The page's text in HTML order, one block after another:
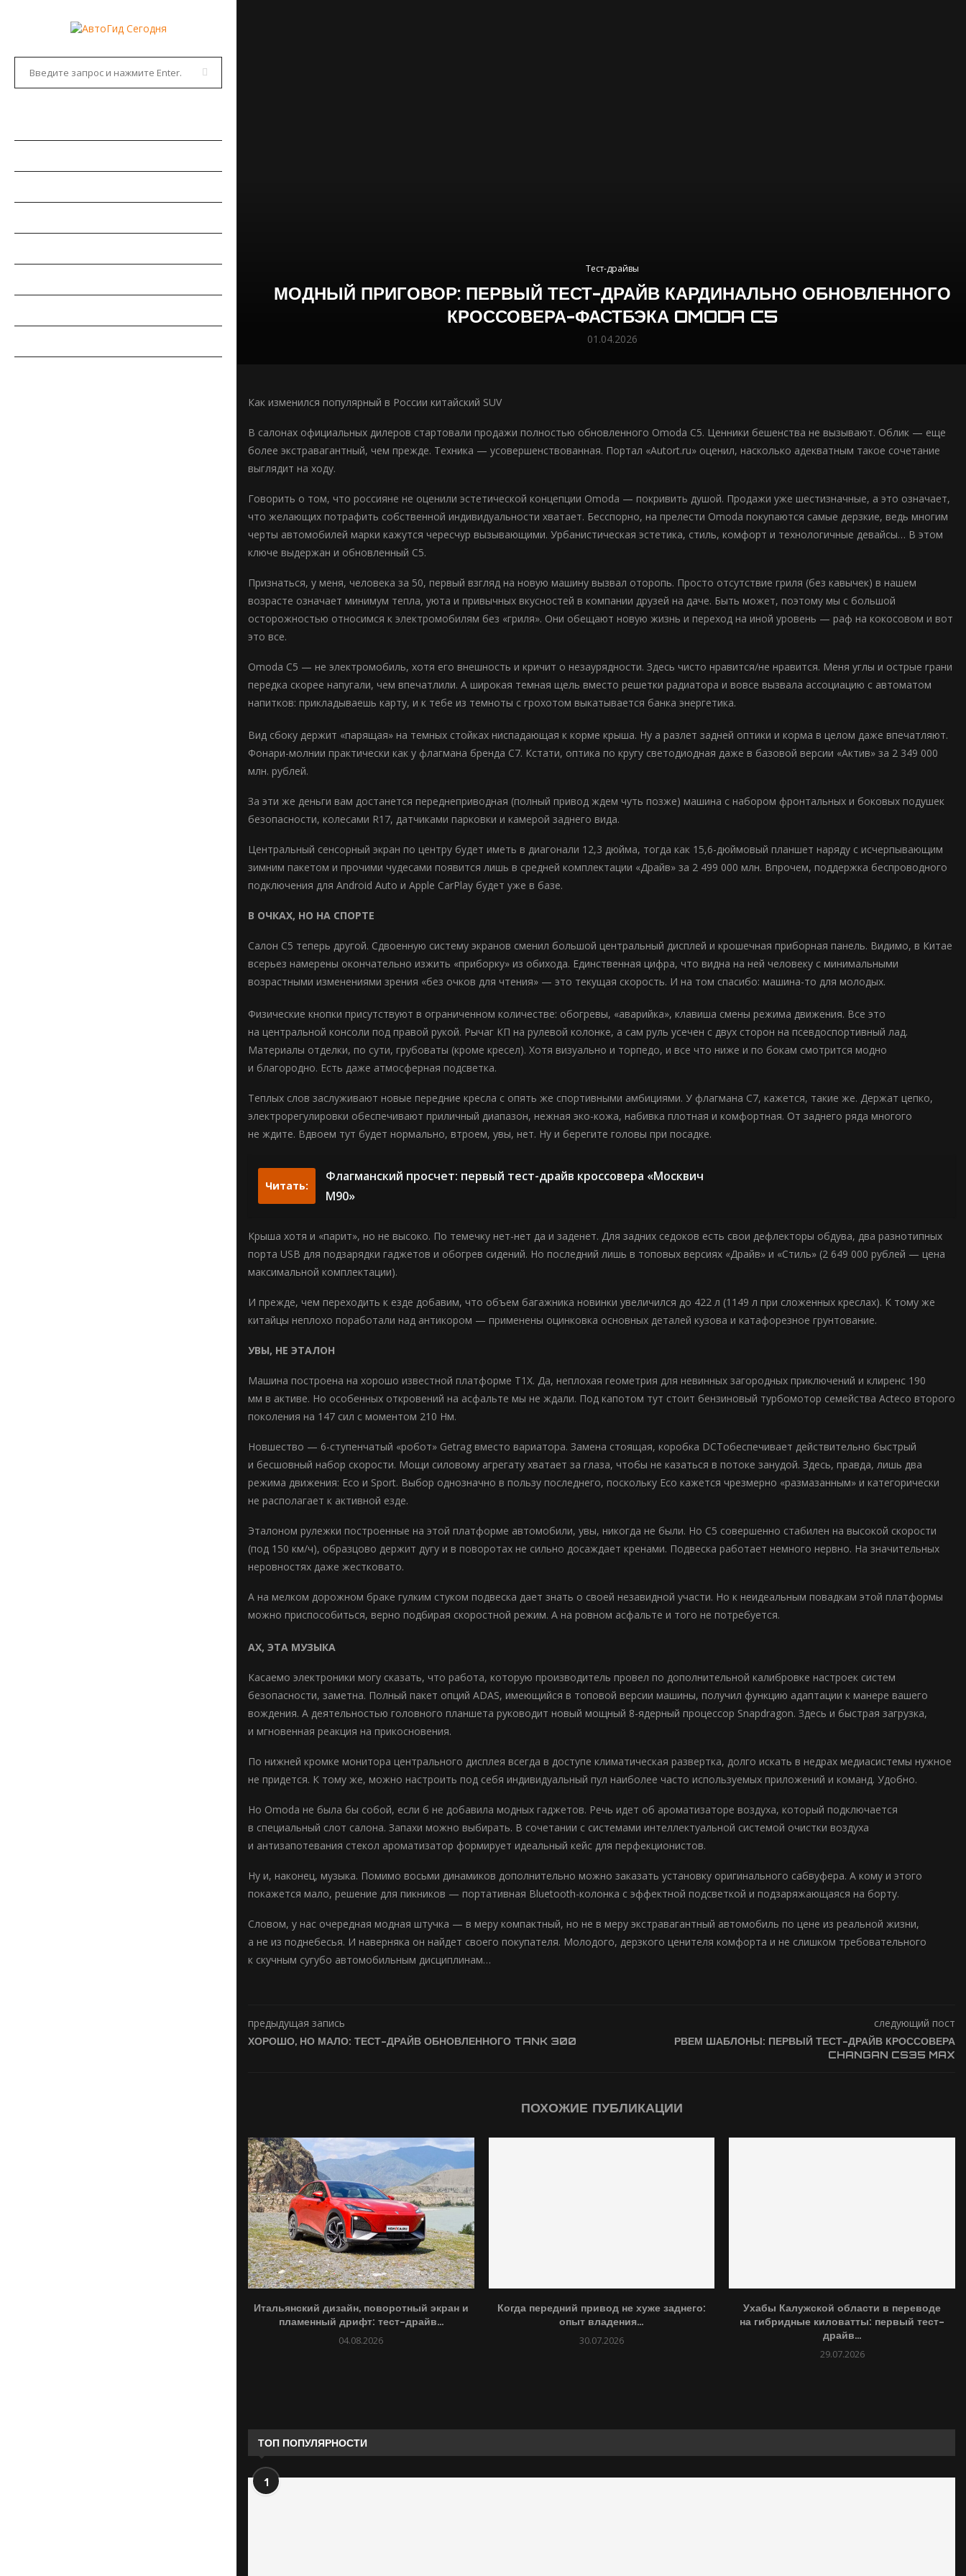
Тест-драйвы
МОДНЫЙ ПРИГОВОР: ПЕРВЫЙ ТЕСТ-ДРАЙВ КАРДИНАЛЬНО ОБНОВЛЕННОГО
КРОССОВЕРА-ФАСТБЭКА OMODA C5
01.04.2026
Как изменился популярный в России китайский SUV
В салонах официальных дилеров стартовали продажи полностью обновленного Omoda C5. Ценники бешенства не вызывают. Облик — еще
более экстравагантный, чем прежде. Техника — усовершенствованная. Портал «Autort.ru» оценил, насколько адекватным такое сочетание
выглядит на ходу.
Говорить о том, что россияне не оценили эстетической концепции Omoda — покривить душой. Продажи уже шестизначные, а это означает,
что желающих потрафить собственной индивидуальности хватает. Бесспорно, на прелести Omoda покупаются самые дерзкие, ведь многим
черты автомобилей марки кажутся чересчур вызывающими. Урбанистическая эстетика, стиль, комфорт и технологичные девайсы… В этом
ключе выдержан и обновленный С5.
Признаться, у меня, человека за 50, первый взгляд на новую машину вызвал оторопь. Просто отсутствие гриля (без кавычек) в нашем
возрасте означает минимум тепла, уюта и привычных вкусностей в компании друзей на даче. Быть может, поэтому мы с большой
осторожностью относимся к электромобилям без «гриля». Они обещают новую жизнь и переход на иной уровень — раф на кокосовом и вот
это все.
Omoda C5 — не электромобиль, хотя его внешность и кричит о незаурядности. Здесь чисто нравится/не нравится. Меня углы и острые грани
передка скорее напугали, чем впечатлили. А широкая темная щель вместо решетки радиатора и вовсе вызвала ассоциацию с автоматом
напитков: прикладываешь карту, и к тебе из темноты с грохотом выкатывается банка энергетика.
Вид сбоку держит «парящая» на темных стойках ниспадающая к корме крыша. Ну а разлет задней оптики и корма в целом даже впечатляют.
Фонари-молнии практически как у флагмана бренда С7. Кстати, оптика по кругу светодиодная даже в базовой версии «Актив» за 2 349 000
млн. рублей.
За эти же деньги вам достанется переднеприводная (полный привод ждем чуть позже) машина с набором фронтальных и боковых подушек
безопасности, колесами R17, датчиками парковки и камерой заднего вида.
Центральный сенсорный экран по центру будет иметь в диагонали 12,3 дюйма, тогда как 15,6-дюймовый планшет наряду с исчерпывающим
зимним пакетом и прочими чудесами появится лишь в средней комплектации «Драйв» за 2 499 000 млн. Впрочем, поддержка беспроводного
подключения для Android Auto и Apple CarPlay будет уже в базе.
В ОЧКАХ, НО НА СПОРТЕ
Салон C5 теперь другой. Сдвоенную систему экранов сменил большой центральный дисплей и крошечная приборная панель. Видимо, в Китае
всерьез намерены окончательно изжить «приборку» из обихода. Единственная цифра, что видна на ней человеку с минимальными
возрастными изменениями зрения «без очков для чтения» — это текущая скорость. И на том спасибо: машина-то для молодых.
Физические кнопки присутствуют в ограниченном количестве: обогревы, «аварийка», клавиша смены режима движения. Все это
на центральной консоли под правой рукой. Рычаг КП на рулевой колонке, а сам руль усечен с двух сторон на псевдоспортивный лад.
Материалы отделки, по сути, грубоваты (кроме кресел). Хотя визуально и торпедо, и все что ниже и по бокам смотрится модно
и благородно. Есть даже атмосферная подсветка.
Теплых слов заслуживают новые передние кресла с опять же спортивными амбициями. У флагмана С7, кажется, такие же. Держат цепко,
электрорегулировки обеспечивают приличный диапазон, нежная эко-кожа, набивка плотная и комфортная. От заднего ряда многого
не ждите. Вдвоем тут будет нормально, втроем, увы, нет. Ну и берегите головы при посадке.
Читать:
Флагманский просчет: первый тест-драйв кроссовера «Москвич
М90»
Крыша хотя и «парит», но не высоко. По темечку нет-нет да и заденет. Для задних седоков есть свои дефлекторы обдува, два разнотипных
порта USB для подзарядки гаджетов и обогрев сидений. Но последний лишь в топовых версиях «Драйв» и «Стиль» (2 649 000 рублей — цена
максимальной комплектации).
И прежде, чем переходить к езде добавим, что объем багажника новинки увеличился до 422 л (1149 л при сложенных креслах). К тому же
китайцы неплохо поработали над антикором — применены оцинковка основных деталей кузова и катафорезное грунтование.
УВЫ, НЕ ЭТАЛОН
Машина построена на хорошо известной платформе T1X. Да, неплохая геометрия для невинных загородных приключений и клиренс 190
мм в активе. Но особенных откровений на асфальте мы не ждали. Под капотом тут стоит бензиновый турбомотор семейства Acteco второго
поколения на 147 сил с моментом 210 Нм.
Новшество — 6-ступенчатый «робот» Getrag вместо вариатора. Замена стоящая, коробка DCTобеспечивает действительно быстрый
и бесшовный набор скорости. Мощи силовому агрегату хватает за глаза, чтобы не казаться в потоке занудой. Здесь, правда, лишь два
режима движения: Eco и Sport. Выбор однозначно в пользу последнего, поскольку Eco кажется чрезмерно «размазанным» и категорически
не располагает к активной езде.
Эталоном рулежки построенные на этой платформе автомобили, увы, никогда не были. Но C5 совершенно стабилен на высокой скорости
(под 150 км/ч), образцово держит дугу и в поворотах не сильно досаждает кренами. Подвеска работает немного нервно. На значительных
неровностях даже жестковато.
А на мелком дорожном браке гулким стуком подвеска дает знать о своей незавидной участи. Но к неидеальным повадкам этой платформы
можно приспособиться, верно подбирая скоростной режим. А на ровном асфальте и того не потребуется.
АХ, ЭТА МУЗЫКА
Касаемо электроники могу сказать, что работа, которую производитель провел по дополнительной калибровке настроек систем
безопасности, заметна. Полный пакет опций ADAS, имеющийся в топовой версии машины, получил функцию адаптации к манере вашего
вождения. А деятельностью головного планшета руководит новый мощный 8-ядерный процессор Snapdragon. Здесь и быстрая загрузка,
и мгновенная реакция на прикосновения.
По нижней кромке монитора центрального дисплея всегда в доступе климатическая развертка, долго искать в недрах медиасистемы нужное
не придется. К тому же, можно настроить под себя индивидуальный пул наиболее часто используемых приложений и команд. Удобно.
Но Omoda не была бы собой, если б не добавила модных гаджетов. Речь идет об ароматизаторе воздуха, который подключается
в специальный слот салона. Запахи можно выбирать. В сочетании с системами интеллектуальной системой очистки воздуха
и антизапотевания стекол ароматизатор формирует идеальный кейс для перфекционистов.
Ну и, наконец, музыка. Помимо восьми динамиков дополнительно можно заказать установку оригинального сабвуфера. А кому и этого
покажется мало, решение для пикников — портативная Bluetooth-колонка с эффектной подсветкой и подзаряжающаяся на борту.
Словом, у нас очередная модная штучка — в меру компактный, но не в меру экстравагантный автомобиль по цене из реальной жизни,
а не из поднебесья. И наверняка он найдет своего покупателя. Молодого, дерзкого ценителя комфорта и не слишком требовательного
к скучным сугубо автомобильным дисциплинам…
предыдущая запись
ХОРОШО, НО МАЛО: ТЕСТ-ДРАЙВ ОБНОВЛЕННОГО TANK 300
следующий пост
РВЕМ ШАБЛОНЫ: ПЕРВЫЙ ТЕСТ-ДРАЙВ КРОССОВЕРА
CHANGAN CS35 MAX
ПОХОЖИЕ ПУБЛИКАЦИИ
Итальянский дизайн, поворотный экран и
пламенный дрифт: тест-драйв...
04.08.2026
Когда передний привод не хуже заднего:
опыт владения...
30.07.2026
Ухабы Калужской области в переводе
на гибридные киловатты: первый тест-
драйв...
29.07.2026
ТОП ПОПУЛЯРНОСТИ
1